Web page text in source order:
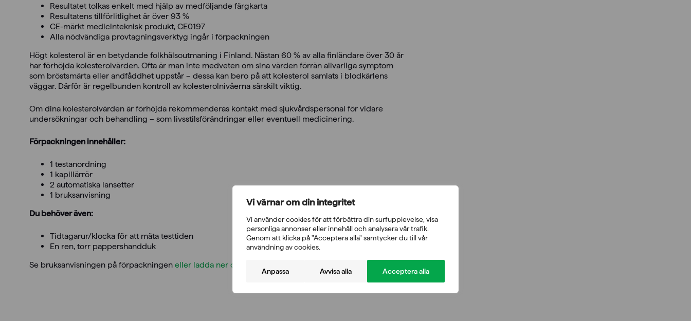
Vi värnar om din integritet
Vi använder cookies för att förbättra din surfupplevelse, visa
personliga annonser eller innehåll och analysera vår trafik.
Genom att klicka på "Acceptera alla" samtycker du till vår
användning av cookies.
Anpassa Avvisa alla Acceptera alla
Resultatet tolkas enkelt med hjälp av medföljande färgkarta
Resultatens tillförlitlighet är över 93 %
CE-märkt medicinteknisk produkt, CE0197
Alla nödvändiga provtagningsverktyg ingår i förpackningen
Högt kolesterol är en betydande folkhälsoutmaning i Finland. Nästan 60 % av alla finländare över 30 år
har förhöjda kolesterolvärden. Ofta är man inte medveten om sina värden förrän allvarliga symptom
som bröstsmärta eller andfåddhet uppstår – dessa kan bero på att kolesterol samlats i blodkärlens
väggar. Därför är regelbunden kontroll av kolesterolnivåerna särskilt viktig.
Om dina kolesterolvärden är förhöjda rekommenderas kontakt med sjukvårdspersonal för vidare
undersökningar och behandling – som livsstilsförändringar eller eventuell medicinering.
Förpackningen innehåller:
1 testanordning
1 kapillärrör
2 automatiska lansetter
1 bruksanvisning
Du behöver även:
Tidtagarur/klocka för att mäta testtiden
En ren, torr pappershandduk
Se bruksanvisningen på förpackningen eller ladda ner den här »